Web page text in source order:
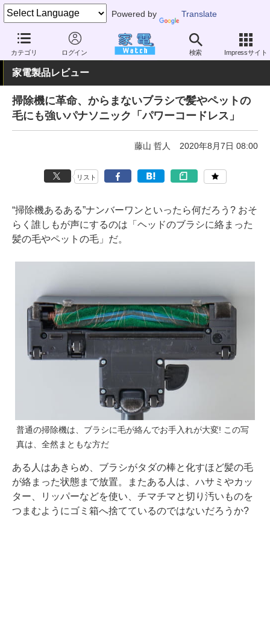
Powered by Translate
カテゴリ ログイン 検索 Impressサイト
家電 Watch 生活家電 掃除機 スティック型
家電製品レビュー
掃除機に革命、からまないブラシで髪やペットの
毛にも強いパナソニック「パワーコードレス」
藤山 哲人 2020年8月7日 08:00
リスト
“掃除機あるある”ナンバーワンといったら何だろう? おそ
らく誰しもが声にするのは「ヘッドのブラシに絡まった
髪の毛やペットの毛」だ。
普通の掃除機は、ブラシに毛が絡んでお手入れが大変! この写
真は、全然まともな方だ
ある人はあきらめ、ブラシがタダの棒と化すほど髪の毛
が絡まった状態まで放置。またある人は、ハサミやカッ
ター、リッパーなどを使い、チマチマと切り汚いものを
つまむようにゴミ箱へ捨てているのではないだろうか?